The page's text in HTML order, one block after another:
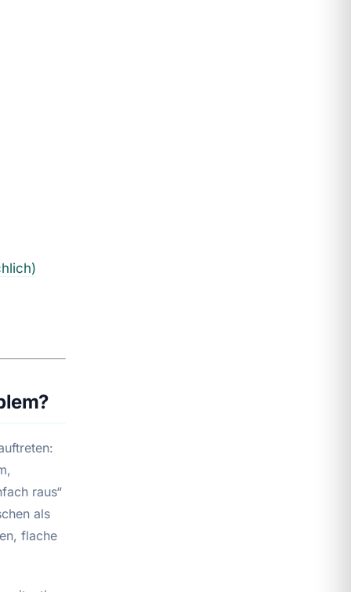
raus“
als
flache